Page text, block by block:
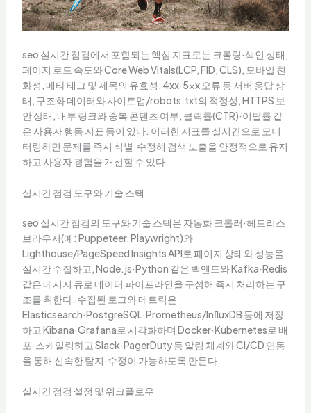
seo 실시간 점검에서 포함되는 핵심 지표로는 크롤링·색인 상태,
페이지 로드 속도와 Core Web Vitals(LCP, FID, CLS), 모바일 친
화성, 메타 태그 및 제목의 유효성, 4xx·5xx 오류 등 서버 응답 상
태, 구조화 데이터와 사이트맵/robots.txt의 적정성, HTTPS 보
안 상태, 내부 링크와 중복 콘텐츠 여부, 클릭률(CTR)·이탈률 같
은 사용자 행동 지표 등이 있다. 이러한 지표를 실시간으로 모니
터링하면 문제를 즉시 식별·수정해 검색 노출을 안정적으로 유지
하고 사용자 경험을 개선할 수 있다.
실시간 점검 도구와 기술 스택
seo 실시간 점검의 도구와 기술 스택은 자동화 크롤러·헤드리스
브라우저(예: Puppeteer, Playwright)와
Lighthouse/PageSpeed Insights API로 페이지 상태와 성능을
실시간 수집하고, Node.js·Python 같은 백엔드와 Kafka·Redis
같은 메시지 큐로 데이터 파이프라인을 구성해 즉시 처리하는 구
조를 취한다. 수집된 로그와 메트릭은
Elasticsearch·PostgreSQL·Prometheus/InﬂuxDB 등에 저장
하고 Kibana·Grafana로 시각화하며 Docker·Kubernetes로 배
포·스케일링하고 Slack·PagerDuty 등 알림 체계와 CI/CD 연동
을 통해 신속한 탐지·수정이 가능하도록 만든다.
실시간 점검 설정 및 워크플로우